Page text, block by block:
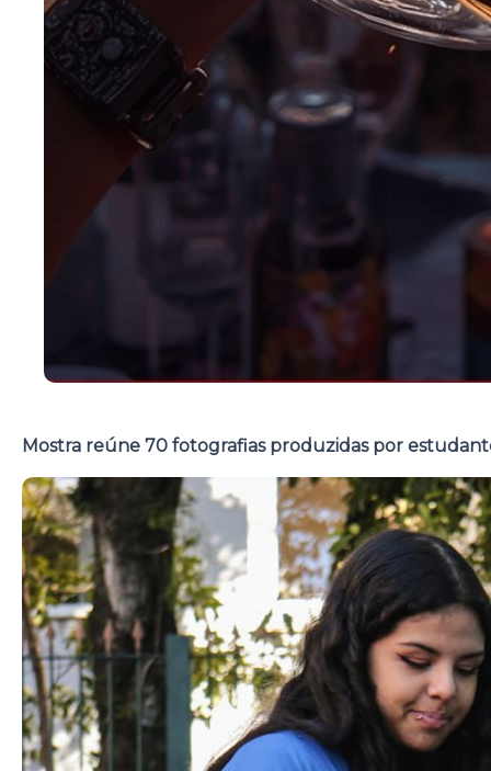
Mostra reúne 70 fotografias produzidas por